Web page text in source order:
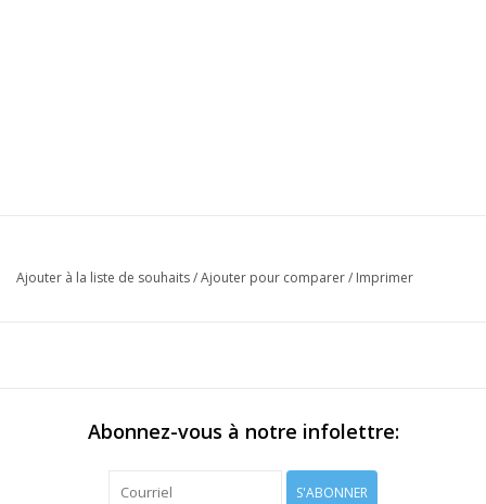
Ajouter à la liste de souhaits/Ajouter pour comparer/ Imprimer
Abonnez-vous à notre infolettre:
S'ABONNER